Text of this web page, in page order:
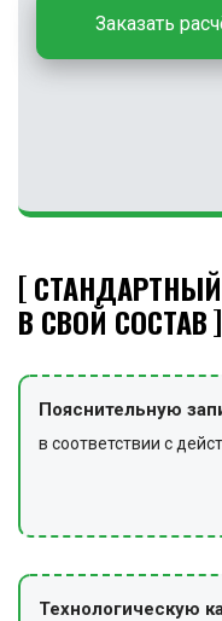
Заказать
В СВОЙ СОСТАВ
Пояснительную
в соответствии с
Технологическую